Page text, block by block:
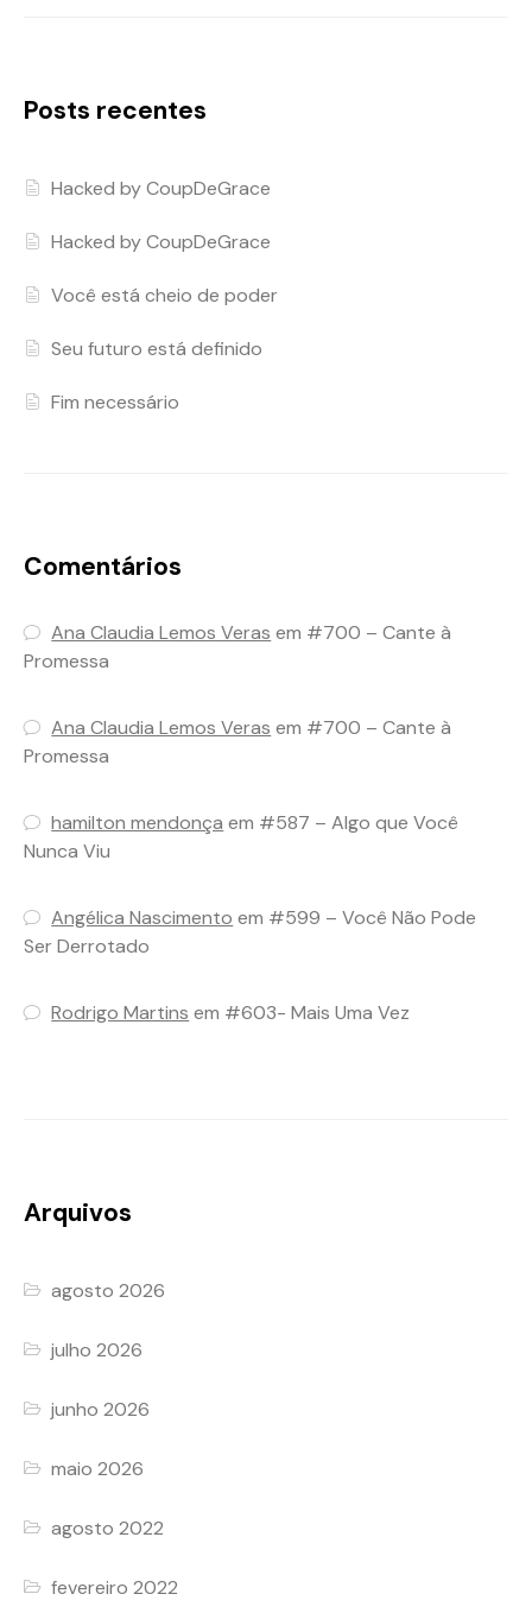
Posts recentes
Hacked by CoupDeGrace
Hacked by CoupDeGrace
Você está cheio de poder
Seu futuro está definido
Fim necessário
Comentários
Ana Claudia Lemos Veras em #700 – Cante à
Promessa
Ana Claudia Lemos Veras em #700 – Cante à
Promessa
hamilton mendonça em #587 – Algo que Você
Nunca Viu
Angélica Nascimento em #599 – Você Não Pode
Ser Derrotado
Rodrigo Martins em #603- Mais Uma Vez
Arquivos
agosto 2026
julho 2026
junho 2026
maio 2026
agosto 2022
fevereiro 2022